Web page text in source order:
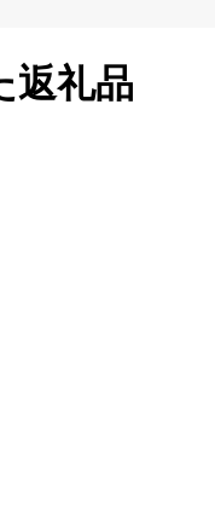
返礼品